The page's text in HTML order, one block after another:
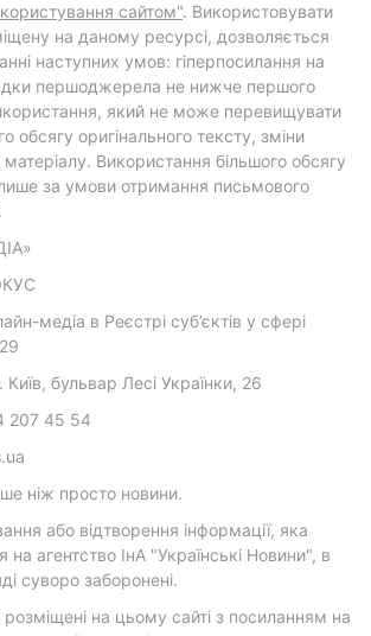
сайтом". Використовувати
на даному ресурсі, дозволяється
наступних умов: гіперпосилання на
першоджерела не нижче першого
який не може перевищувати
обсягу оригінального тексту, зміни
матеріалу. Використання більшого обсягу
за умови отримання письмового
медіа в Реєстрі суб’єктів у сфері
бульвар Лесі Українки, 26
207 45 54
ніж просто новини.
або відтворення інформації, яка
на агентство ІнА "Українські Новини", в
суворо заборонені.
розміщені на цьому сайті з посиланням на